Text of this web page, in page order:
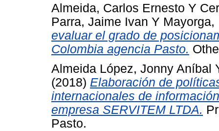
Almeida, Carlos Ernesto Y
Parra, Jaime Ivan Y Mayorga,
evaluar el grado de
Colombia agencia Pasto.
Almeida López, Jonny Aníbal
(2018) Elaboración de
internacionales de
empresa SERVITEM LTDA.
Pasto.